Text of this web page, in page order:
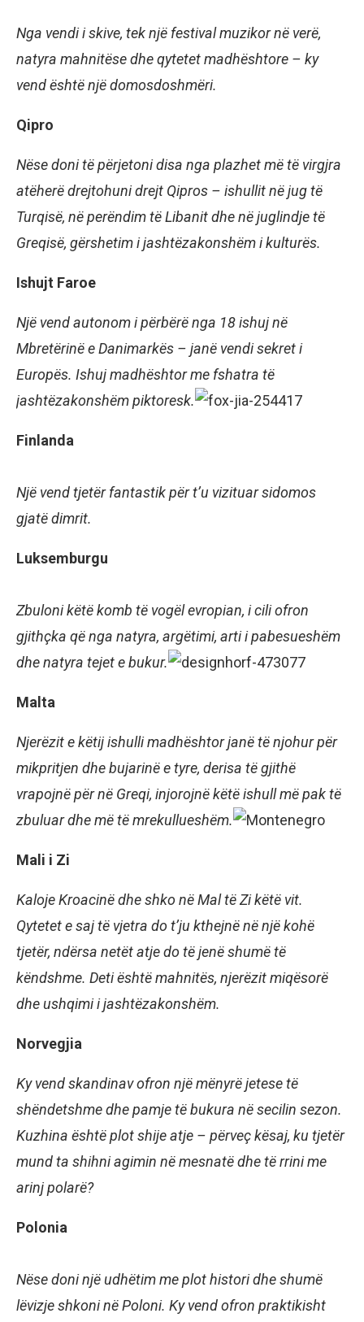
Nga vendi i skive, tek një festival muzikor në verë,
natyra mahnitëse dhe qytetet madhështore – ky
vend është një domosdoshmëri.
Qipro
Nëse doni të përjetoni disa nga plazhet më të virgjra
atëherë drejtohuni drejt Qipros – ishullit në jug të
Turqisë, në perëndim të Libanit dhe në juglindje të
Greqisë, gërshetim i jashtëzakonshëm i kulturës.
Ishujt Faroe
Një vend autonom i përbërë nga 18 ishuj në
Mbretërinë e Danimarkës – janë vendi sekret i
Europës. Ishuj madhështor me fshatra të
jashtëzakonshëm piktoresk.
Finlanda
Një vend tjetër fantastik për t’u vizituar sidomos
gjatë dimrit.
Luksemburgu
Zbuloni këtë komb të vogël evropian, i cili ofron
gjithçka që nga natyra, argëtimi, arti i pabesueshëm
dhe natyra tejet e bukur.
Malta
Njerëzit e këtij ishulli madhështor janë të njohur për
mikpritjen dhe bujarinë e tyre, derisa të gjithë
vrapojnë për në Greqi, injorojnë këtë ishull më pak të
zbuluar dhe më të mrekullueshëm.
Mali i Zi
Kaloje Kroacinë dhe shko në Mal të Zi këtë vit.
Qytetet e saj të vjetra do t’ju kthejnë në një kohë
tjetër, ndërsa netët atje do të jenë shumë të
këndshme. Deti është mahnitës, njerëzit miqësorë
dhe ushqimi i jashtëzakonshëm.
Norvegjia
Ky vend skandinav ofron një mënyrë jetese të
shëndetshme dhe pamje të bukura në secilin sezon.
Kuzhina është plot shije atje – përveç kësaj, ku tjetër
mund ta shihni agimin në mesnatë dhe të rrini me
arinj polarë?
Polonia
Nëse doni një udhëtim me plot histori dhe shumë
lëvizje shkoni në Poloni. Ky vend ofron praktikisht